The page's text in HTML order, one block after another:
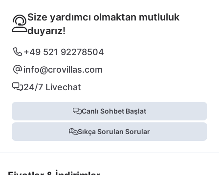
Size yardımcı olmaktan mutluluk
duyarız!
+49 521 92278504
info@crovillas.com
24/7 Livechat
Canlı Sohbet Başlat
Sıkça Sorulan Sorular